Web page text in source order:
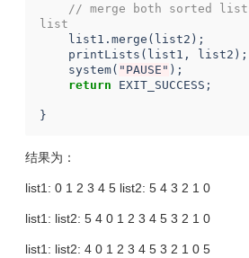
// merge both sorted
list
list1 . merge ( list2 );
printLists ( list1 , list2 );
system( "PAUSE" );
return
EXIT_SUCCESS ;
}
结果为：
list1: 0 1 2 3 4 5 list2: 5 4 3 2 1 0
list1: list2: 5 4 0 1 2 3 4 5 3 2 1 0
list1: list2: 4 0 1 2 3 4 5 3 2 1 0 5